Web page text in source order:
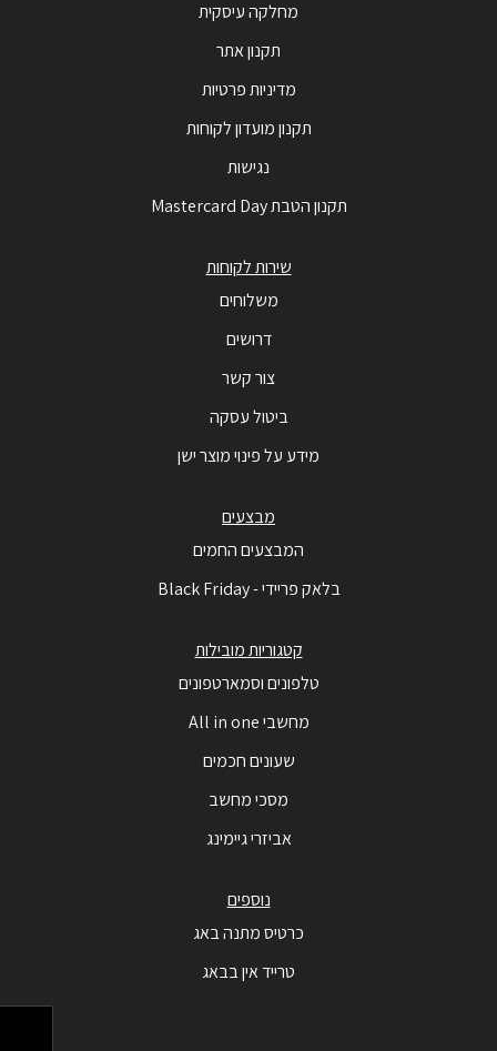
מחלקה עיסקית
תקנון אתר
מדיניות פרטיות
תקנון מועדון לקוחות
נגישות
תקנון הטבת Mastercard Day
שירות לקוחות
משלוחים
דרושים
צור קשר
ביטול עסקה
מידע על פינוי מוצר ישן
מבצעים
המבצעים החמים
בלאק פריידי - Black Friday
קטגוריות מובילות
טלפונים וסמארטפונים
מחשבי All in one
שעונים חכמים
מסכי מחשב
אביזרי גיימינג
נוספים
כרטיס מתנה באג
טרייד אין בבאג